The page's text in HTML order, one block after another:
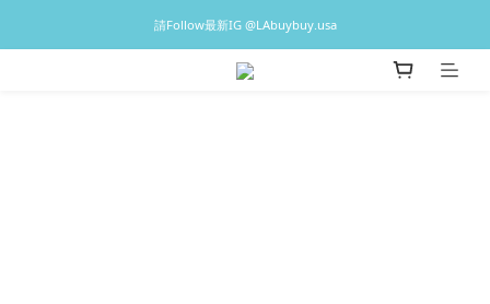
♡預訂貨品2-3星期到港，香港現貨1-3日出貨 ♡
請Follow最新IG @LAbuybuy.usa
♡預訂貨品2-3星期到港，香港現貨1-3日出貨 ♡